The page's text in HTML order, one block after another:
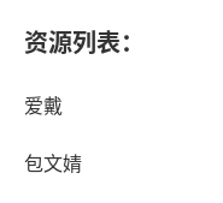
资源列表：
爱戴
包文婧